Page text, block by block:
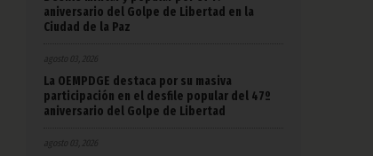
aniversario del Golpe de Libertad en la
Ciudad de la Paz
agosto 03, 2026
La OEMPDGE destaca por su masiva
participación en el desfile popular del 47º
aniversario del Golpe de Libertad
agosto 03, 2026